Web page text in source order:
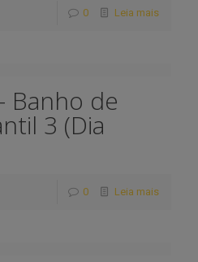
0 Leia mais
Banho de
3 (Dia
0 Leia mais